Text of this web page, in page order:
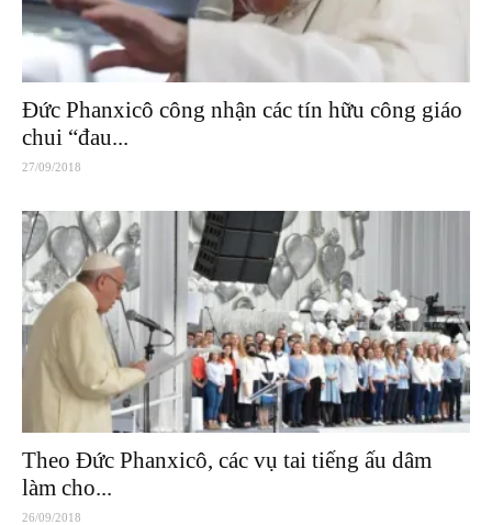
Đức Phanxicô công nhận các tín hữu công giáo
chui “đau...
27/09/2018
Theo Đức Phanxicô, các vụ tai tiếng ấu dâm
làm cho...
26/09/2018